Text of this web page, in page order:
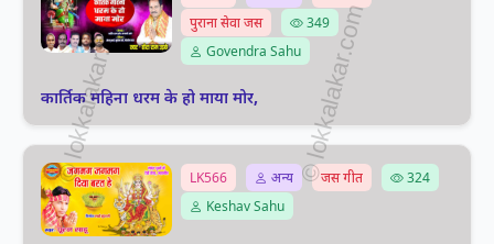
पुराना सेवा जस
349
Govendra Sahu
कार्तिक महिना धरम के हो माया मोर,
LK566 अन्य जस गीत
324
Keshav Sahu